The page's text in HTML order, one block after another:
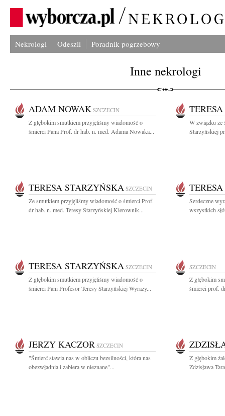
Nekrologi Odeszli Poradnik pogrzebowy
Inne nekrologi
ADAM NOWAK SZCZECIN
Z głębokim smutkiem przyjęliśmy wiadomość o
śmierci Pana Prof. dr hab. n. med. Adama Nowaka...
W związku ze
Starzyńskiej
TERESA STARZYŃSKA SZCZECIN
Ze smutkiem przyjęliśmy wiadomość o śmierci Prof.
dr hab. n. med. Teresy Starzyńskiej Kierownik...
Serdeczne
wszystkich
TERESA STARZYŃSKA SZCZECIN
Z głębokim smutkiem przyjęliśmy wiadomość o
śmierci Pani Profesor Teresy Starzyńskiej Wyrazy...
SZCZECIN
Z głębokim
śmierci prof.
JERZY KACZOR SZCZECIN
"Śmierć stawia nas w obliczu bezsilności, która nas
obezwładnia i zabiera w nieznane"...
Z głębokim
Zdzisława